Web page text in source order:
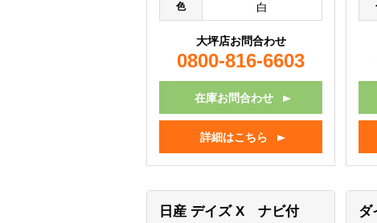
色 白
大坪店お問合わせ
0800-816-6603
在庫お問合わせ
詳細はこちら
日産 デイズ X ナビ付 ダ